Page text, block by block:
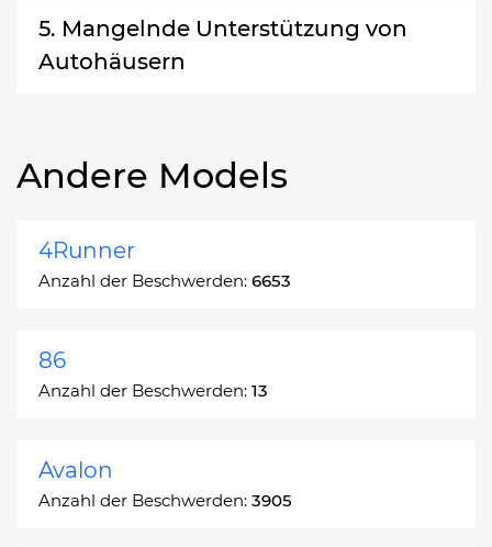
5. Mangelnde Unterstützung von
Autohäusern
Andere Models
4Runner
Anzahl der Beschwerden: 6653
86
Anzahl der Beschwerden: 13
Avalon
Anzahl der Beschwerden: 3905